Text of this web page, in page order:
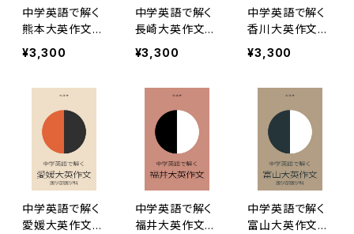
中学英語で解く
熊本大英作文［2
022年度版］
¥3,300
中学英語で解く
長崎大英作文［2
022年度版］
¥3,300
中学英語で解く
香川大英作文［2
022年度版］
¥3,300
中学英語で解く
愛媛大英作文／
中学英語で解く
福井大英作文［2
中学英語で解く
富山大英作文［2